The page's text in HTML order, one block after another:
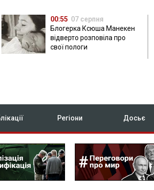
00:55 07 серпня
Блогерка Ксюша Манекен
відверто розповіла про
свої пологи
Регіони Досьє